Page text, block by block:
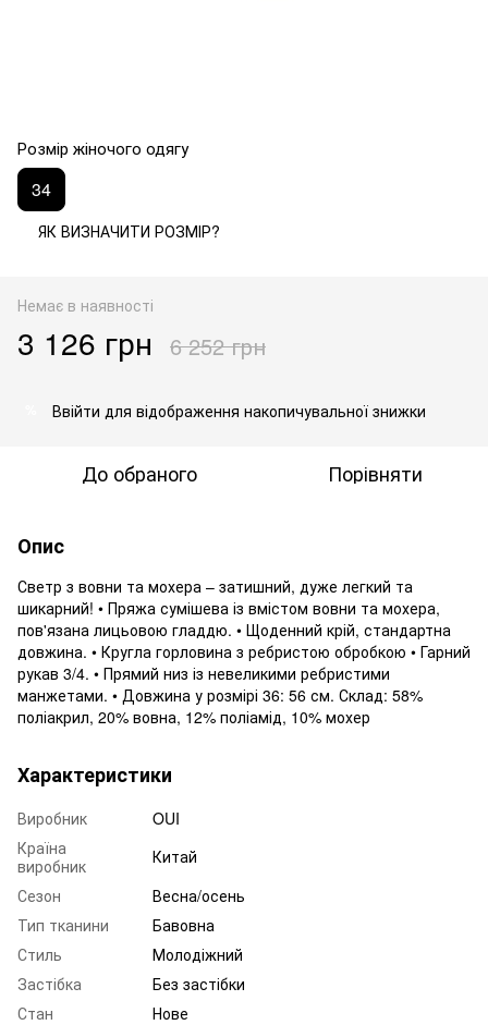
Розмір жіночого одягу
34
ЯК ВИЗНАЧИТИ РОЗМІР?
Немає в наявності
3 126 грн 6 252 грн
Ввійти для відображення накопичувальної знижки
До обраного Порівняти
Опис
Светр з вовни та мохера – затишний, дуже легкий та
шикарний! • Пряжа сумішева із вмістом вовни та мохера,
пов'язана лицьовою гладдю. • Щоденний крій, стандартна
довжина. • Кругла горловина з ребристою обробкою • Гарний
рукав 3/4. • Прямий низ із невеликими ребристими
манжетами. • Довжина у розмірі 36: 56 см. Склад: 58%
поліакрил, 20% вовна, 12% поліамід, 10% мохер
Характеристики
Виробник
OUI
Країна
виробник
Китай
Сезон
Весна/осень
Тип тканини
Бавовна
Стиль
Молодіжний
Застібка
Без застібки
Стан
Нове